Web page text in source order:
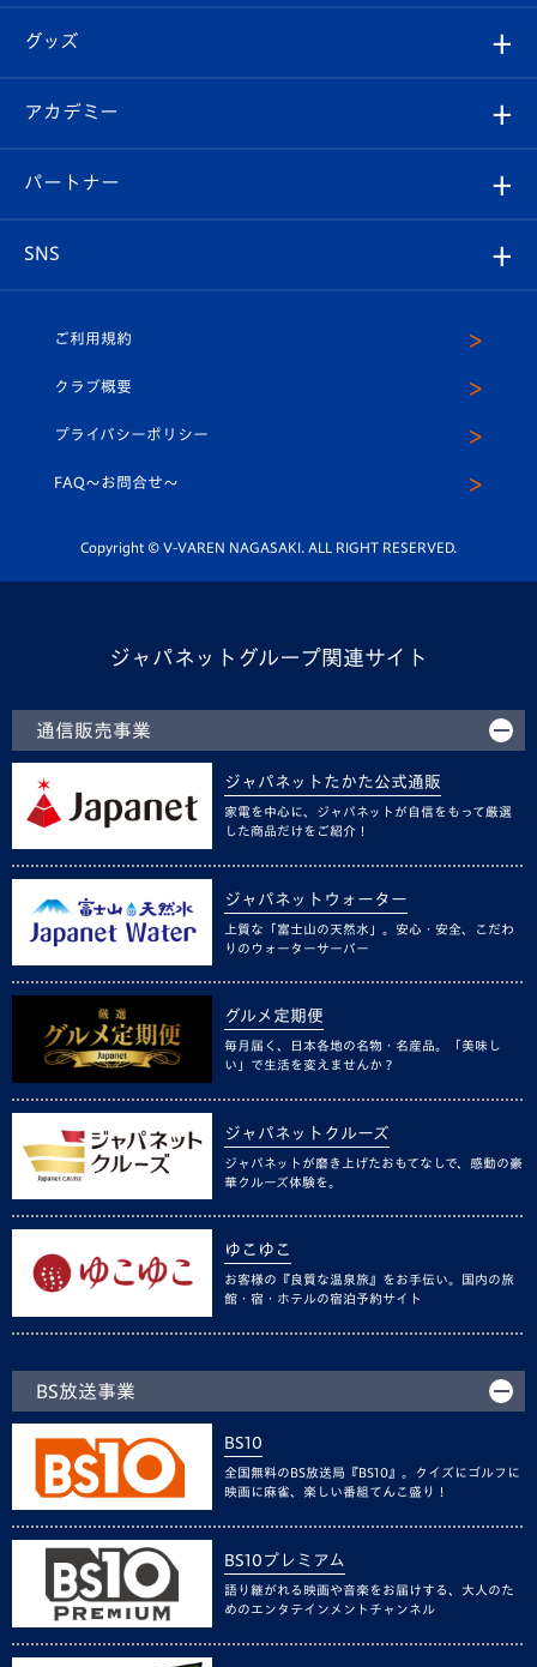
チケット
イベント
メディア
ホームタウン
スタッフプロフィール
マスコット紹介
平和祈念活動
ホームタウン活動
はじめての観戦ガイド
Revive Team
ヴィヴィくんの長崎おもてなしガイド
フォトギャラリー
スタジアムグルメ
チケット
V-LOVERS（ファンクラブ）
プレイヤーズスイート
グッズ
オンラインショップ
店舗情報
アカデミー
育成からのお知らせ
U-18
スクール
パートナー
SNS
ヴィヴィくんインスタグラム
公式LINE＠
ご利用規約
クラブ概要
プライバシーポリシー
FAQ〜お問合せ〜
Copyright © V-VAREN NAGASAKI. ALL RIGHT RESERVED.
ジャパネットグループ関連サイト
通信販売事業
ジャパネットたかた公式通販
家電を中心に、ジャパネットが自信をもって厳選
した商品だけをご紹介！
ジャパネットウォーター
上質な「富士山の天然水」。安心・安全、こだわ
りのウォーターサーバー
グルメ定期便
毎月届く、日本各地の名物・名産品。「美味し
い」で生活を変えませんか？
ジャパネットクルーズ
ジャパネットが磨き上げたおもてなしで、感動の豪
華クルーズ体験を。
ゆこゆこ
お客様の『良質な温泉旅』をお手伝い。国内の旅
館・宿・ホテルの宿泊予約サイト
BS放送事業
BS10
全国無料のBS放送局『BS10』。クイズにゴルフに
映画に麻雀、楽しい番組てんこ盛り！
BS10プレミアム
語り継がれる映画や音楽をお届けする、大人のた
めのエンタテインメントチャンネル